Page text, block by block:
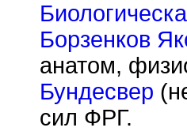
Борзенков
анатом,
Бундесвер
сил ФРГ.